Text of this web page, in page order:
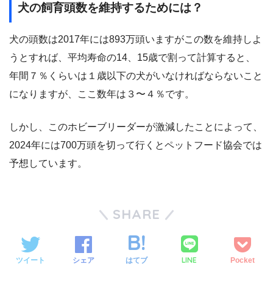
犬の飼育頭数を維持するためには？
犬の頭数は2017年には893万頭いますがこの数を維持しよ
うとすれば、平均寿命の14、15歳で割って計算すると、
年間７％くらいは１歳以下の犬がいなければならないこと
になりますが、ここ数年は３〜４％です。
しかし、このホビーブリーダーが激減したことによって、
2024年には700万頭を切って行くとペットフード協会では
予想しています。
SHARE
ツイート シェア はてブ LINE Pocket